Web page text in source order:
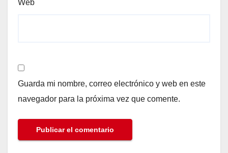
Web
Guarda mi nombre, correo electrónico y web en este
navegador para la próxima vez que comente.